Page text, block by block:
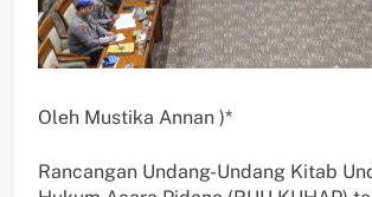
Oleh Mustika Annan )*
Rancangan Undang-Undang Kitab